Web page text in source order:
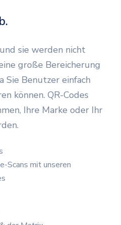
sie werden nicht
große Bereicherung
Sie Benutzer einfach
können. QR-Codes
Ihre Marke oder Ihr
Scans mit unseren